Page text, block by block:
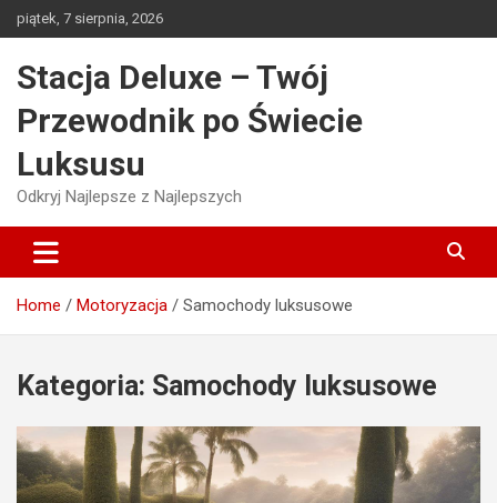
Skip
to
piątek, 7 sierpnia, 2026
Stacja Deluxe – Twój
Przewodnik po Świecie
Luksusu
Odkryj Najlepsze z Najlepszych
Home Motoryzacja Samochody luksusowe
Kategoria: Samochody luksusowe